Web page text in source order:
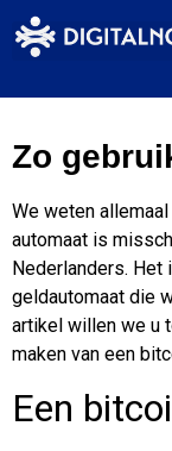
Zo
We weten
automaat is
Nederlanders.
geldautomaat die
artikel willen we u
maken van een
Een